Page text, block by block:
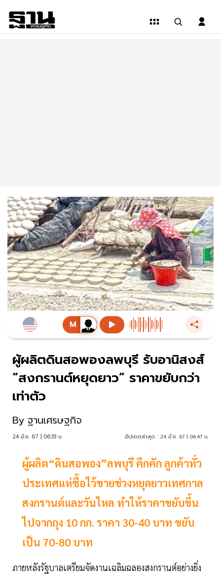
ผู้ผลิตดินสอพองลพบุรี รับอานิสงส์
“สงกรานต์หยุดยาว” ราคาขยับกว่า
เท่าตัว
By ฐานเศรษฐกิจ
24 มี.ค. 67 | 06:33 น. อัปเดตล่าสุด : 24 มี.ค. 67 | 06:47 น.
ผู้ผลิต“ดินสอพอง”ลพบุรี คึกคัก ลูกค้าทั่ว
ประเทศแห่ซื้อไว้ขายช่วงหยุดยาวเทศกาล
สงกรานต์และวันไหล ทำให้ราคาขยับขึ้น
ไปจากถุง 10 กก. ราคา 30-40 บาท ขยับ
เป็น 70-80 บาท
ภายหลังรัฐบาลเตรียมจัดงานเฉลิมฉลองสงกรานต์อย่างยิ่ง